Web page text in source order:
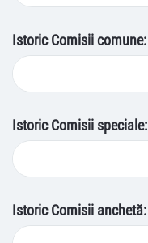
Istoric Comisii comune:
Istoric Comisii speciale:
Istoric Comisii anchetă: